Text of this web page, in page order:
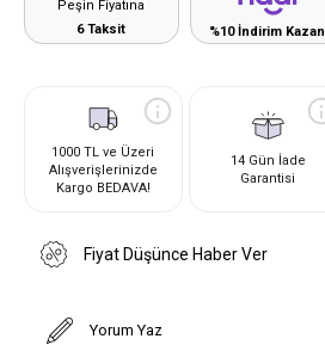
Peşin Fiyatına
6 Taksit
%10 İndirim Kazan
1000 TL ve Üzeri
Alışverişlerinizde
Kargo BEDAVA!
14 Gün İade
Garantisi
Fiyat Düşünce Haber Ver
Yorum Yaz